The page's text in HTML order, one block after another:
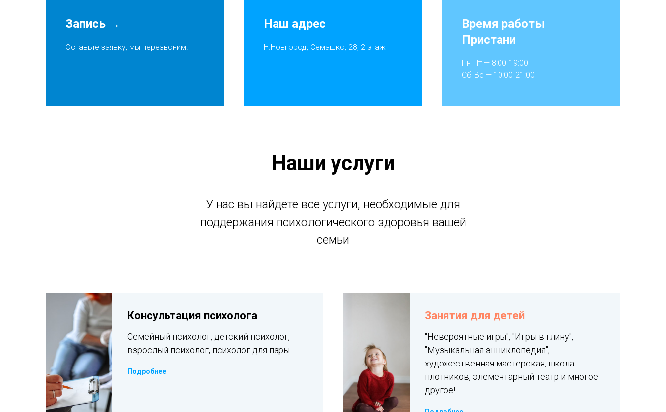
Запись →
Оставьте заявку, мы перезвоним!
Наш адрес
Н.Новгород, Семашко, 28; 2 этаж
Время работы
Пристани
Пн-Пт — 8:00-19:00
Сб-Вс — 10:00-21:00
Наши услуги
У нас вы найдете все услуги, необходимые для
поддержания психологического здоровья вашей
семьи
Консультация психолога
Семейный психолог, детский психолог,
взрослый психолог, психолог для пары.
Подробнее
Занятия для детей
"Невероятные игры", "Игры в глину",
"Музыкальная энциклопедия",
художественная мастерская, школа
плотников, элементарный театр и многое
другое!